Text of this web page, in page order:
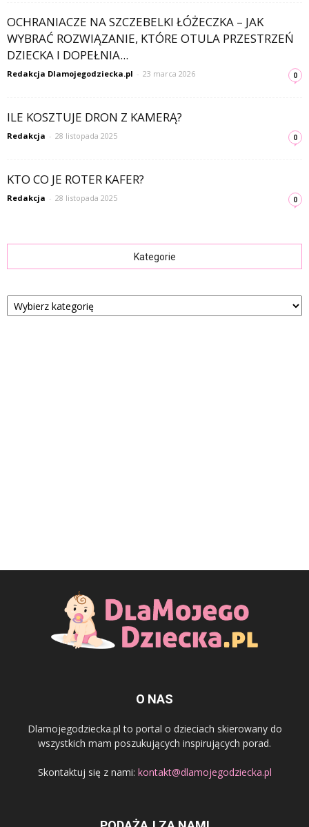
OCHRANIACZE NA SZCZEBELKI ŁÓŻECZKA – JAK
WYBRAĆ ROZWIĄZANIE, KTÓRE OTULA PRZESTRZEŃ
DZIECKA I DOPEŁNIA...
Redakcja Dlamojegodziecka.pl - 23 marca 2026 0
ILE KOSZTUJE DRON Z KAMERĄ?
Redakcja - 28 listopada 2025 0
KTO CO JE ROTER KAFER?
Redakcja - 28 listopada 2025 0
Kategorie
Kategorie
O NAS
Dlamojegodziecka.pl to portal o dzieciach skierowany do
wszystkich mam poszukujących inspirujących porad.
Skontaktuj się z nami: kontakt@dlamojegodziecka.pl